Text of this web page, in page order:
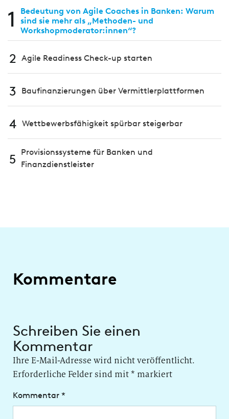
1
Bedeutung von Agile Coaches in Banken: Warum
sind sie mehr als „Methoden- und
Workshopmoderator:innen“?
2 Agile Readiness Check-up starten
3 Baufinanzierungen über Vermittlerplattformen
4 Wettbewerbsfähigkeit spürbar steigerbar
5
Provisionssysteme für Banken und
Finanzdienstleister
Kommentare
Schreiben Sie einen
Kommentar
Ihre E-Mail-Adresse wird nicht veröffentlicht.
Erforderliche Felder sind mit* markiert
Kommentar *